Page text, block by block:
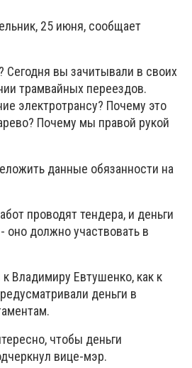
25 июня, сообщает
Сегодня вы зачитывали в своих
трамвайных переездов.
электротрансу? Почему это
Почему мы правой рукой
данные обязанности на
проводят тендера, и деньги
оно должно участвовать в
Владимиру Евтушенко, как к
деньги в
чтобы деньги
вице-мэр.